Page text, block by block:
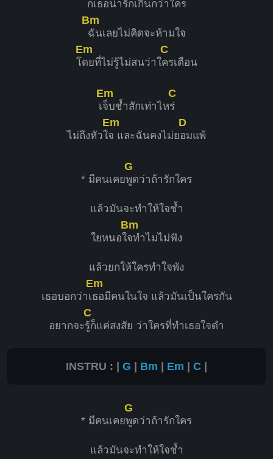
ก็เธอน่ารักเกินกว่าใคร
Bm
ฉันเลยไม่คิดจะห้ามใจ
โ
Em
ดยที่ไม่รู้ไม่สนว่าใ
C
ครเตือน
เ
Em
จ็บช้ำสักเท่าไห
C
ร่
ไม่ถึงหัวใ
Em
จ และฉันคงไม่ย
D
อมแพ้
* มีคนเคย
G
พูดว่าถ้ารักใคร
แล้วมันจะทำให้ใจช้ำ
ใยหนอใ
Bm
จทำไมไม่ฟัง
แล้วยกให้ใครทำใจพัง
เธอบอกว่าเ
Em
ธอมีคนในใจ แล้วมันเป็นใครกัน
อยากจะ
C
รู้ก็แค่สงสัย ว่าใครที่ทำเธอใจดำ
INSTRU : | G | Bm | Em | C |
* มีคนเคย
G
พูดว่าถ้ารักใคร
แล้วมันจะทำให้ใจช้ำ